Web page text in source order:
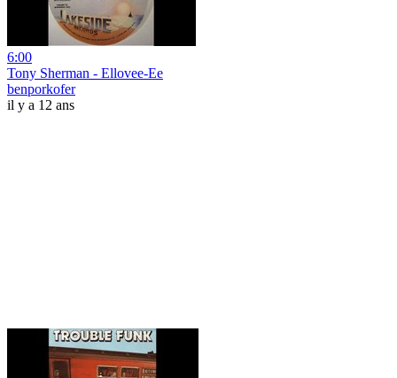
6:00
Tony Sherman - Ellovee-Ee
benporkofer
il y a 12 ans